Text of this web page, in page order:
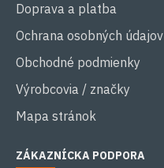
Doprava a platba
Ochrana osobných údajov
Obchodné podmienky
Výrobcovia / značky
Mapa stránok
ZÁKAZNÍCKA PODPORA